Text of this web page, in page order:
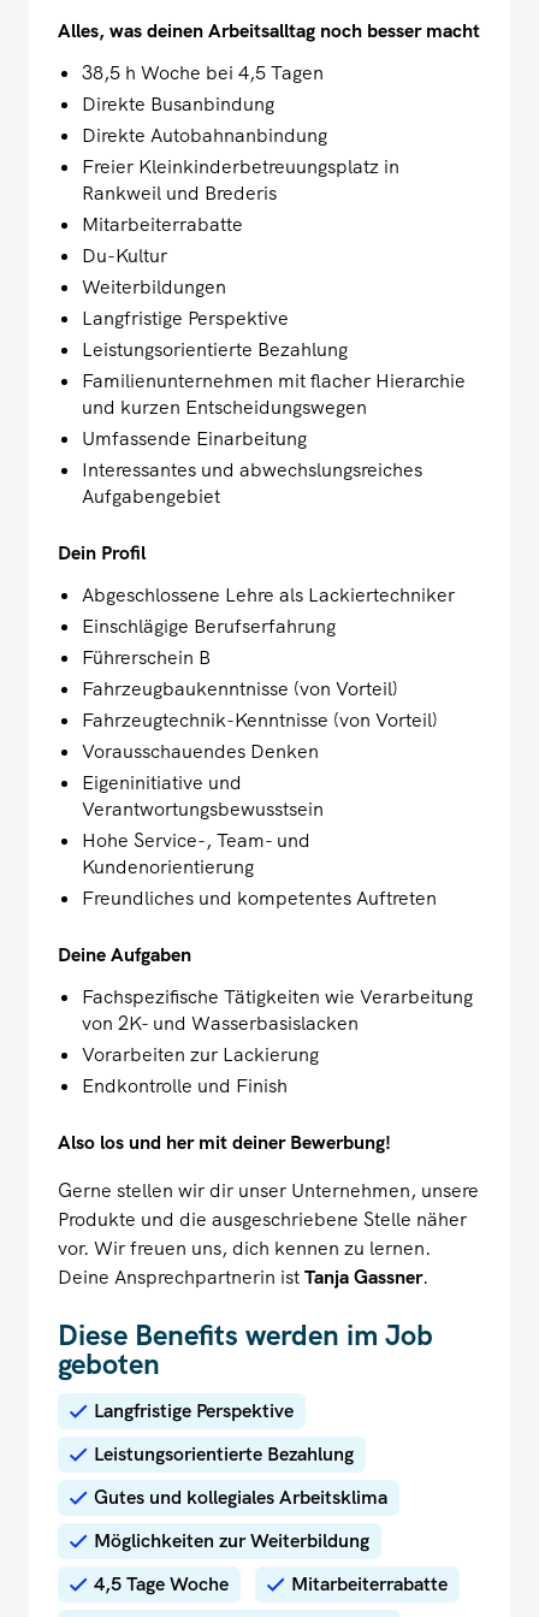
Alles, was deinen Arbeitsalltag noch besser macht
38,5 h Woche bei 4,5 Tagen
Direkte Busanbindung
Direkte Autobahnanbindung
Freier Kleinkinderbetreuungsplatz in
Rankweil und Brederis
Mitarbeiterrabatte
Du-Kultur
Weiterbildungen
Langfristige Perspektive
Leistungsorientierte Bezahlung
Familienunternehmen mit flacher Hierarchie
und kurzen Entscheidungswegen
Umfassende Einarbeitung
Interessantes und abwechslungsreiches
Aufgabengebiet
Dein Profil
Abgeschlossene Lehre als Lackiertechniker
Einschlägige Berufserfahrung
Führerschein B
Fahrzeugbaukenntnisse (von Vorteil)
Fahrzeugtechnik-Kenntnisse (von Vorteil)
Vorausschauendes Denken
Eigeninitiative und
Verantwortungsbewusstsein
Hohe Service-, Team- und
Kundenorientierung
Freundliches und kompetentes Auftreten
Deine Aufgaben
Fachspezifische Tätigkeiten wie Verarbeitung
von 2K- und Wasserbasislacken
Vorarbeiten zur Lackierung
Endkontrolle und Finish
Also los und her mit deiner Bewerbung!
Gerne stellen wir dir unser Unternehmen, unsere
Produkte und die ausgeschriebene Stelle näher
vor. Wir freuen uns, dich kennen zu lernen.
Deine Ansprechpartnerin istTanja Gassner.
Diese Benefits werden im Job
geboten
Langfristige Perspektive
Leistungsorientierte Bezahlung
Gutes und kollegiales Arbeitsklima
Möglichkeiten zur Weiterbildung
4,5 Tage Woche
Mitarbeiterrabatte